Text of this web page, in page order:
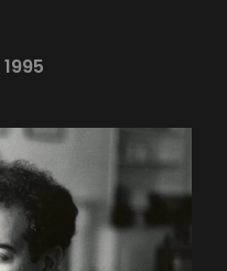
1995